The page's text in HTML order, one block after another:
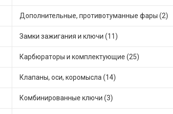
Дополнительные, противотуманные фары (2)
Замки зажигания и ключи (11)
Карбюраторы и комплектующие (25)
Клапаны, оси, коромысла (14)
Комбинированные ключи (3)